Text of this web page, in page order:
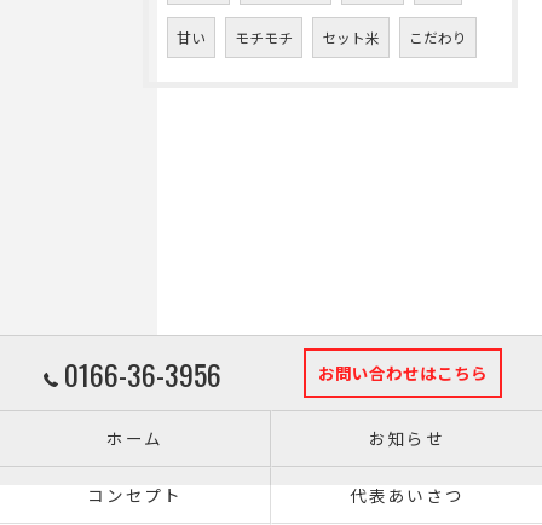
甘い モチモチ セット米 こだわり
0166-36-3956 お問い合わせはこちら
ホーム お知らせ
コンセプト 代表あいさつ